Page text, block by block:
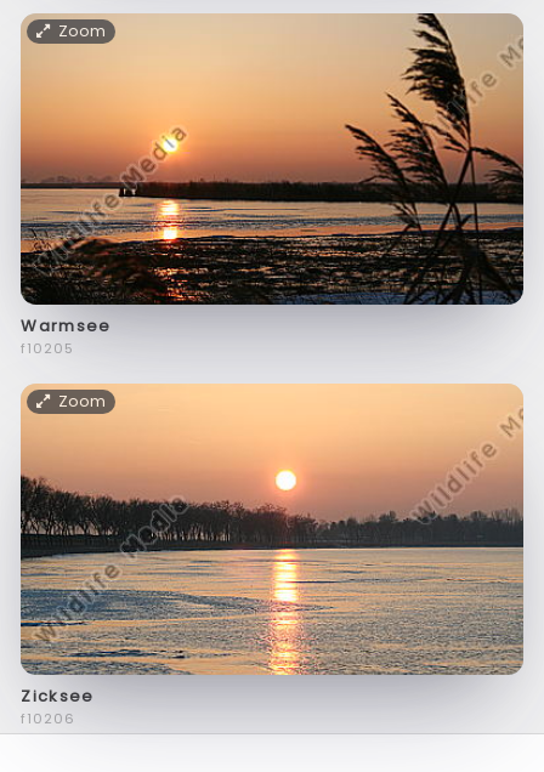
Zoom
Warmsee
f10205
Zoom
Zicksee
f10206